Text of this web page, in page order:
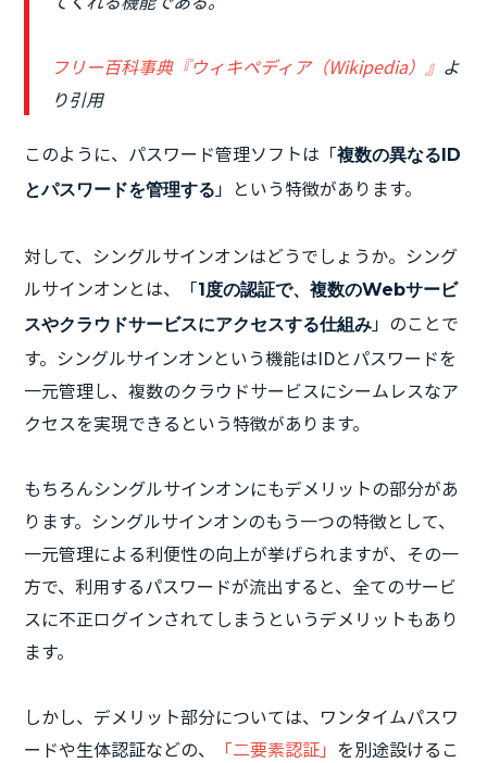
フリー百科事典『ウィキペディア（Wikipedia）』 よ
り引用
このように、パスワード管理ソフトは「複数の異なるID
とパスワードを管理する 」という特徴があります。
対して、シングルサインオンはどうでしょうか。シング
ルサインオンとは、「1度の認証で、複数のWebサービ
スやクラウドサービスにアクセスする仕組み 」のことで
す。シングルサインオンという機能はIDとパスワードを
一元管理し、複数のクラウドサービスにシームレスなア
クセスを実現できるという特徴があります。
もちろんシングルサインオンにもデメリットの部分があ
ります。シングルサインオンのもう一つの特徴として、
一元管理による利便性の向上が挙げられますが、その一
方で、利用するパスワードが流出すると、全てのサービ
スに不正ログインされてしまうというデメリットもあり
ます。
しかし、デメリット部分については、ワンタイムパスワ
ードや生体認証などの、
「二要素認証」 を別途設けるこ